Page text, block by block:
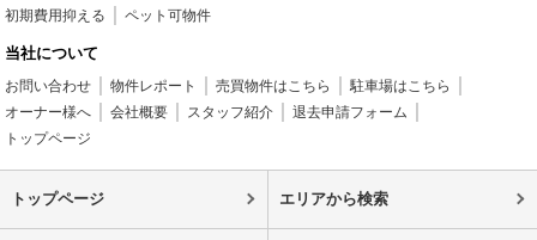
初期費用抑える
ペット可物件
当社について
お問い合わせ 物件レポート 売買物件はこちら
駐車場はこちら
オーナー様へ
会社概要 スタッフ紹介
退去申請フォーム
トップページ
トップページ エリアから検索